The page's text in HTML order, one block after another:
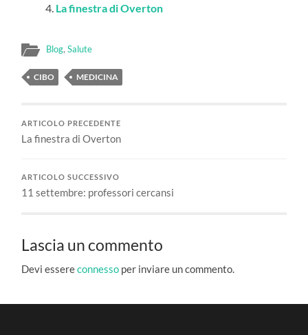
La finestra di Overton
Blog,Salute
CIBO MEDICINA
ARTICOLO PRECEDENTE
La finestra di Overton
ARTICOLO SUCCESSIVO
11 settembre: professori cercansi
Lascia un commento
Devi essereconnesso per inviare un commento.